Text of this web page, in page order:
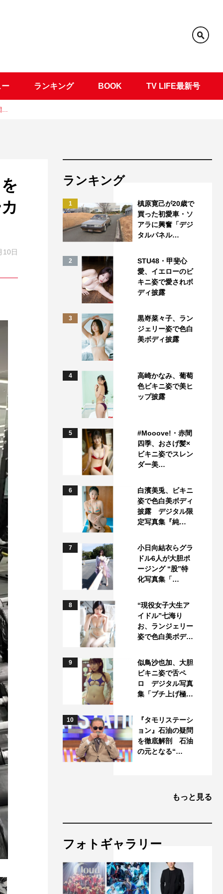
ー ランキング BOOK TV LIFE最新号
…
10日
ランキング
1
槙原寛己が20歳で
買った初愛車・ソ
アラに興奮「デジ
タルパネル…
2
STU48・甲斐心
愛、イエローのビ
キニ姿で愛されボ
ディ披露
3
黒嵜菜々子、ラン
ジェリー姿で色白
美ボディ披露
4
高崎かなみ、葡萄
色ビキニ姿で美ヒ
ップ披露
5
#Mooove!・赤間
四季、おさげ髪×
ビキニ姿でスレン
ダー美…
6
白濱美兎、ビキニ
姿で色白美ボディ
披露 デジタル限
定写真集『純…
7
小日向結衣らグラ
ドル6人が大胆ポ
ージング “股”特
化写真集「…
8
“現役女子大生ア
イドル”七海り
お、ランジェリー
姿で色白美ボデ…
9
似鳥沙也加、大胆
ビキニ姿で舌ペ
ロ デジタル写真
集「ブチ上げ極…
10
『タモリステーシ
ョン』石油の疑問
を徹底解剖 石油
の元となる“…
もっと見る
フォトギャラリー